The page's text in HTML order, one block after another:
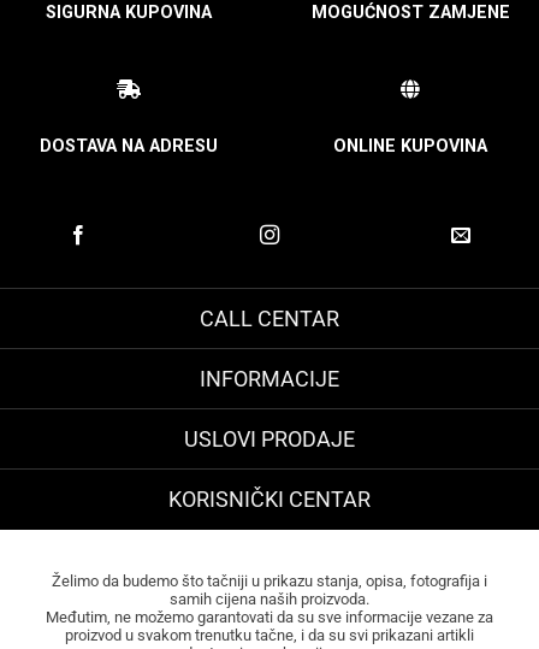
SIGURNA KUPOVINA MOGUĆNOST ZAMJENE
DOSTAVA NA ADRESU ONLINE KUPOVINA
CALL CENTAR
INFORMACIJE
USLOVI PRODAJE
KORISNIČKI CENTAR
Želimo da budemo što tačniji u prikazu stanja, opisa, fotografija i
samih cijena naših proizvoda.
Međutim, ne možemo garantovati da su sve informacije vezane za
proizvod u svakom trenutku tačne, i da su svi prikazani artikli